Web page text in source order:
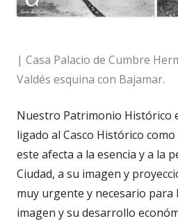
| Casa Palacio de Cumbre
Valdés esquina con Bajamar.
Nuestro Patrimonio Histórico
ligado al Casco Histórico
este afecta a la esencia y a la
Ciudad, a su imagen y
muy urgente y necesario para
imagen y su desarrollo